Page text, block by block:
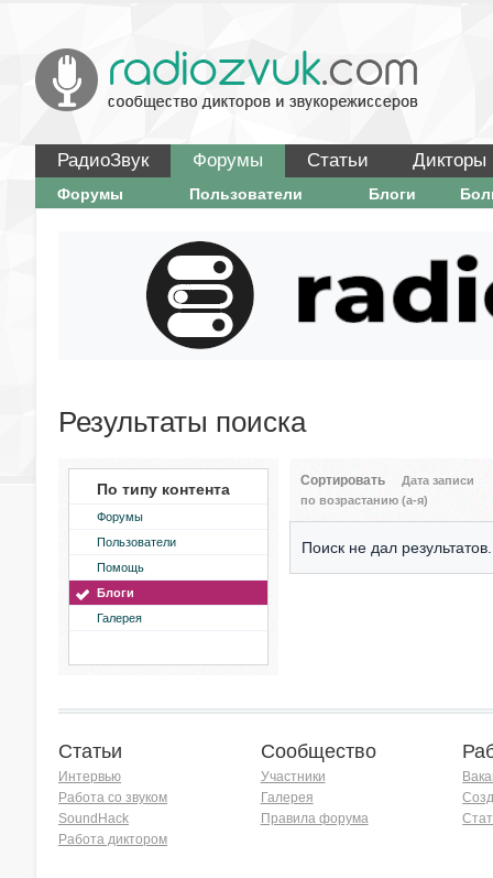
РадиоЗвук Форумы Статьи Дикторы
Форумы Пользователи Блоги
Результаты поиска
По типу контента
Форумы
Пользователи
Помощь
Блоги
Галерея
Сортировать
Дата записи
по возрастанию (а-я)
Поиск не дал результатов.
Статьи
Интервью
Работа со звуком
SoundHack
Работа диктором
Сообщество
Участники
Галерея
Правила форума